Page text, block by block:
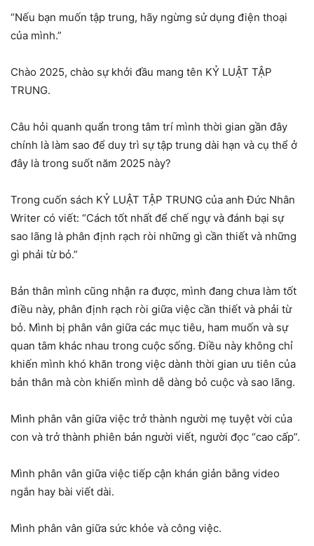
“Nếu bạn muốn tập trung, hãy ngừng sử dụng điện thoại
của mình.”
Chào 2025, chào sự khởi đầu mang tên KỶ LUẬT TẬP
TRUNG.
Câu hỏi quanh quẩn trong tâm trí mình thời gian gần đây
chính là làm sao để duy trì sự tập trung dài hạn và cụ thể ở
đây là trong suốt năm 2025 này?
Trong cuốn sách KỶ LUẬT TẬP TRUNG của anh Đức Nhân
Writer có viết: “Cách tốt nhất để chế ngự và đánh bại sự
sao lãng là phân định rạch ròi những gì cần thiết và những
gì phải từ bỏ.”
Bản thân mình cũng nhận ra được, mình đang chưa làm tốt
điều này, phân định rạch ròi giữa việc cần thiết và phải từ
bỏ. Mình bị phân vân giữa các mục tiêu, ham muốn và sự
quan tâm khác nhau trong cuộc sống. Điều này không chỉ
khiến mình khó khăn trong việc dành thời gian ưu tiên của
bản thân mà còn khiến mình dễ dàng bỏ cuộc và sao lãng.
Mình phân vân giữa việc trở thành người mẹ tuyệt vời của
con và trở thành phiên bản người viết, người đọc “cao cấp”.
Mình phân vân giữa việc tiếp cận khán giản bằng video
ngắn hay bài viết dài.
Mình phân vân giữa sức khỏe và công việc.